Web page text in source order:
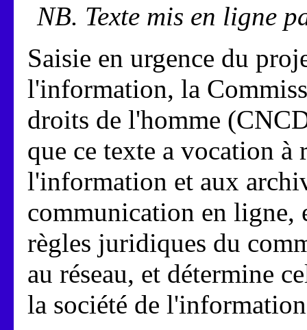
NB. Texte mis en ligne
Saisie en urgence du
l'information, la
droits de l'homme
que ce texte a vocation à
l'information et aux
communication en ligne,
règles juridiques du
au réseau, et détermine
la société de